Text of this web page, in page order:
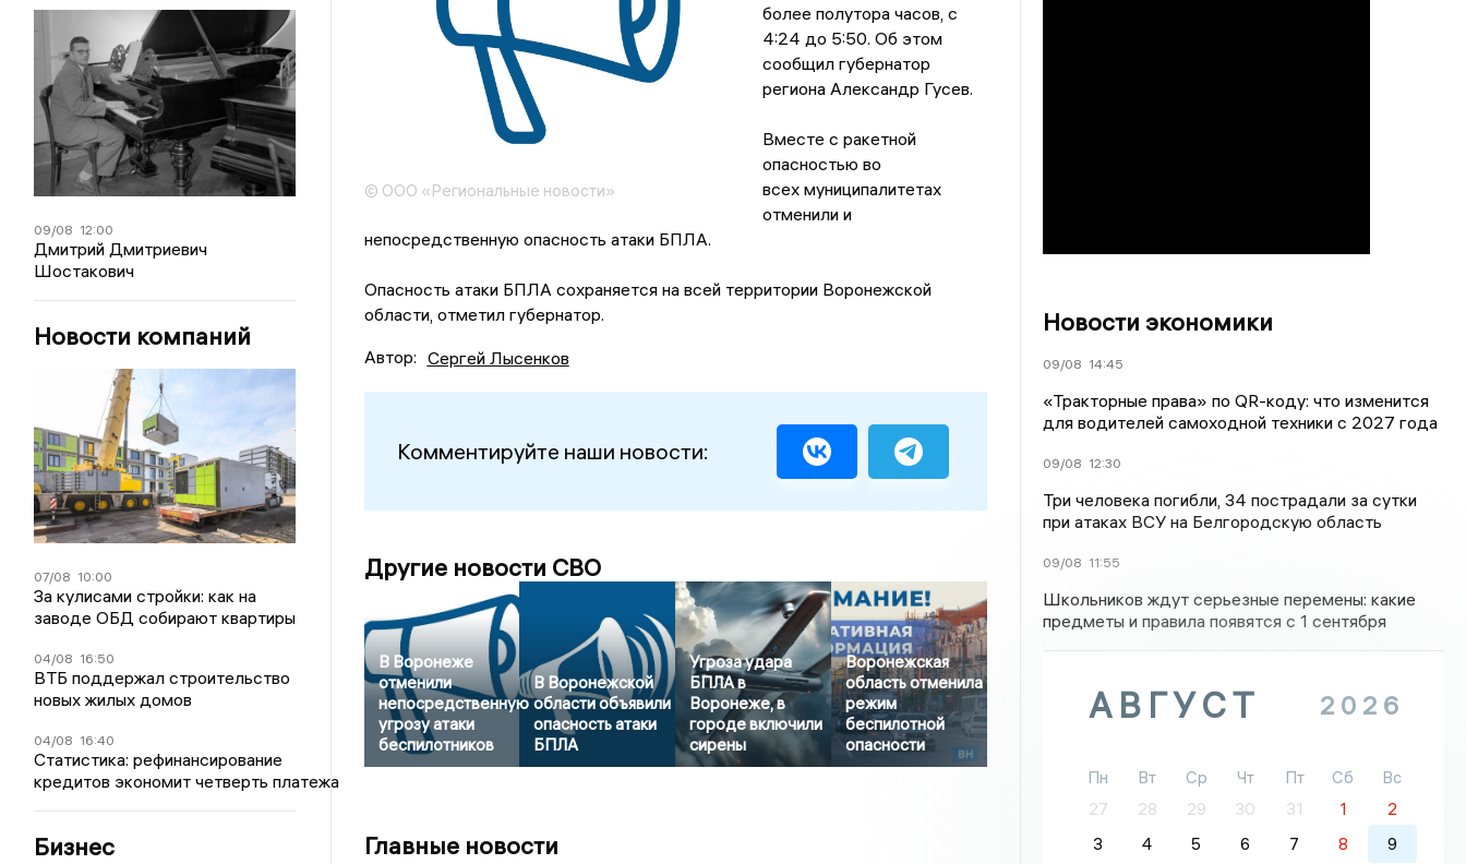
09/08 12:00
Дмитрий Дмитриевич
Шостакович
Новости компаний
07/08 10:00
За кулисами стройки: как на
заводе ОБД собирают квартиры
04/08 16:50
ВТБ поддержал строительство
новых жилых домов
04/08 16:40
Статистика: рефинансирование
кредитов экономит четверть платежа
Бизнес
© ООО «Региональные новости»
более полутора часов, с
4:24 до 5:50. Об этом
сообщил губернатор
региона Александр Гусев.
Вместе с ракетной
опасностью во
всех муниципалитетах
отменили и
непосредственную опасность атаки БПЛА.
Опасность атаки БПЛА сохраняется на всей территории Воронежской
области, отметил губернатор.
Автор: Сергей Лысенков
Комментируйте наши новости:
Другие новости СВО
В Воронеже
отменили
непосредственную
угрозу атаки
беспилотников
В Воронежской
области объявили
опасность атаки
БПЛА
Угроза удара
БПЛА в
Воронеже, в
городе включили
сирены
Воронежская
область отменила
режим
беспилотной
опасности
Главные новости
Новости экономики
09/08 14:45
«Тракторные права» по QR-коду: что изменится
для водителей самоходной техники с 2027 года
09/08 12:30
Три человека погибли, 34 пострадали за сутки
при атаках ВСУ на Белгородскую область
09/08 11:55
Школьников ждут серьезные перемены: какие
предметы и правила появятся с 1 сентября
АВГУСТ 2026
Пн Вт Ср Чт Пт Сб
Вс
27
28 29 30 31 1
2
3
4 5 6 7 8
9